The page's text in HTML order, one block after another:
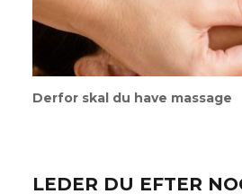
Derfor skal du have massage
LEDER DU EFTER